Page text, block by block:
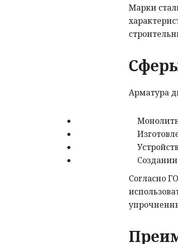
Марки
Арматура
Согласно